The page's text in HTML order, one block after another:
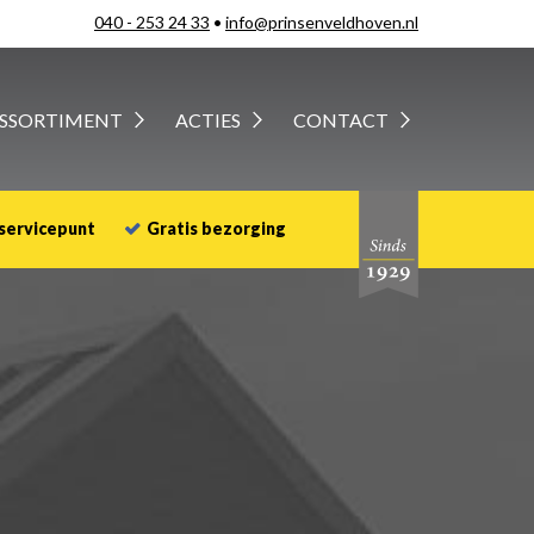
040 - 253 24 33 • info@prinsenveldhoven.nl
ACTIES CONTACT
Gratis bezorging